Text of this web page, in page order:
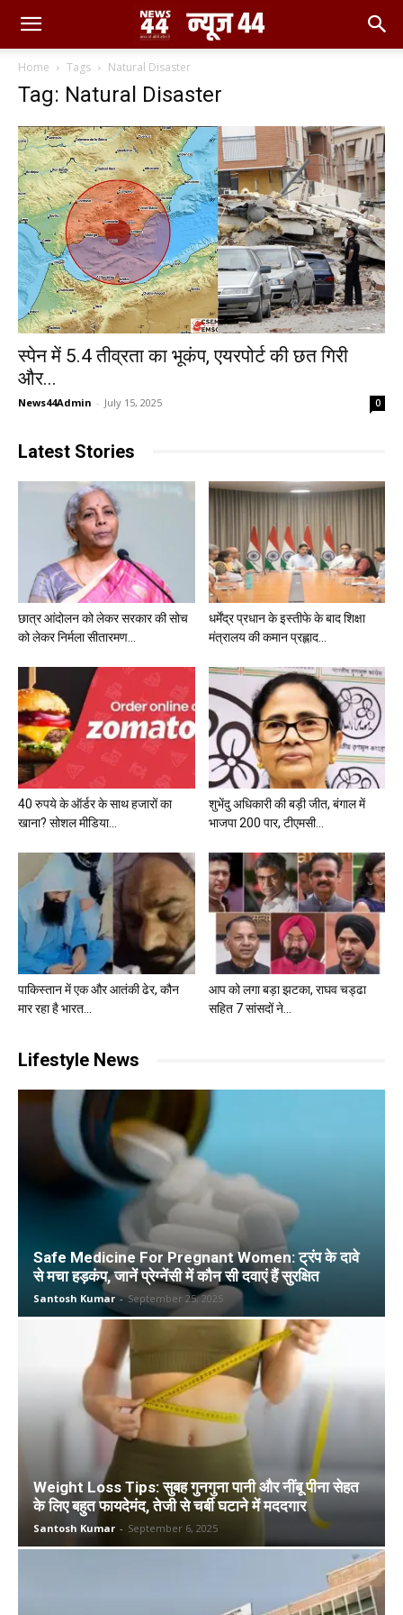
Home Tags Natural Disaster
Tag: Natural Disaster
स्पेन में 5.4 तीव्रता का भूकंप, एयरपोर्ट की छत गिरी
और...
News44Admin - July 15, 2025 0
Latest Stories
छात्र आंदोलन को लेकर सरकार की सोच
को लेकर निर्मला सीतारमण...
धर्मेंद्र प्रधान के इस्तीफे के बाद शिक्षा
मंत्रालय की कमान प्रह्लाद...
40 रुपये के ऑर्डर के साथ हजारों का
खाना? सोशल मीडिया...
शुभेंदु अधिकारी की बड़ी जीत, बंगाल में
भाजपा 200 पार, टीएमसी...
पाकिस्तान में एक और आतंकी ढेर, कौन
मार रहा है भारत...
आप को लगा बड़ा झटका, राघव चड्ढा
सहित 7 सांसदों ने...
Lifestyle News
Safe Medicine For Pregnant Women: ट्रंप के दावे
से मचा हड़कंप, जानें प्रेग्नेंसी में कौन सी दवाएं हैं सुरक्षित
Santosh Kumar - September 25, 2025
Weight Loss Tips: सुबह गुनगुना पानी और नींबू पीना सेहत
के लिए बहुत फायदेमंद, तेजी से चर्बी घटाने में मददगार
Santosh Kumar - September 6, 2025